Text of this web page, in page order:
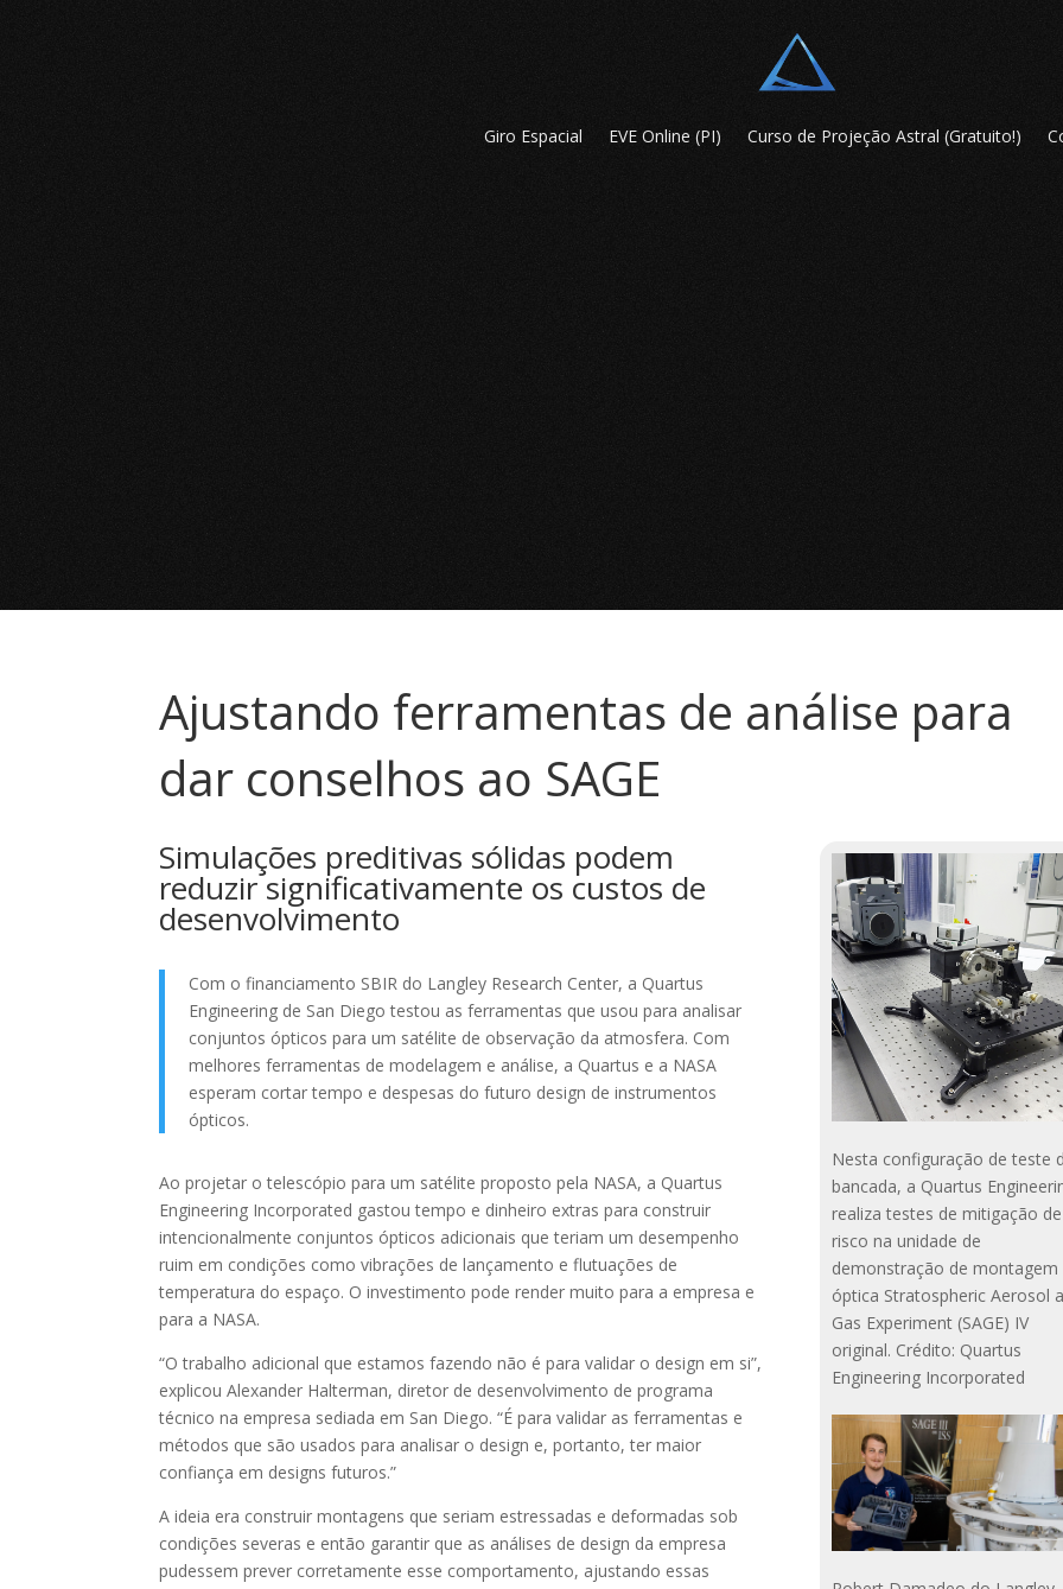
Giro Espacial EVE Online (PI) Curso de Projeção Astral (Gratuito!)
Ajustando ferramentas de análise para
dar conselhos ao SAGE
Simulações preditivas sólidas podem
reduzir significativamente os custos de
desenvolvimento
Com o financiamento SBIR do Langley Research Center, a Quartus
Engineering de San Diego testou as ferramentas que usou para analisar
conjuntos ópticos para um satélite de observação da atmosfera. Com
melhores ferramentas de modelagem e análise, a Quartus e a NASA
esperam cortar tempo e despesas do futuro design de instrumentos
ópticos.
Ao projetar o telescópio para um satélite proposto pela NASA, a Quartus
Engineering Incorporated gastou tempo e dinheiro extras para construir
intencionalmente conjuntos ópticos adicionais que teriam um desempenho
ruim em condições como vibrações de lançamento e flutuações de
temperatura do espaço. O investimento pode render muito para a empresa e
para a NASA.
“O trabalho adicional que estamos fazendo não é para validar o design em si”,
explicou Alexander Halterman, diretor de desenvolvimento de programa
técnico na empresa sediada em San Diego. “É para validar as ferramentas e
métodos que são usados ​​para analisar o design e, portanto, ter maior
confiança em designs futuros.”
A ideia era construir montagens que seriam estressadas e deformadas sob
condições severas e então garantir que as análises de design da empresa
pudessem prever corretamente esse comportamento, ajustando essas
Nesta configuração de teste
bancada, a Quartus
realiza testes de mitigação de
risco na unidade de
demonstração de montagem
óptica Stratospheric Aerosol
Gas Experiment (SAGE) IV
original. Crédito: Quartus
Engineering Incorporated